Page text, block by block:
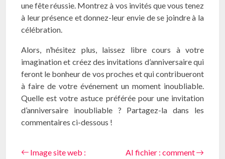
une fête réussie. Montrez à vos invités que vous tenez
à leur présence et donnez-leur envie de se joindre à la
célébration.
Alors, n’hésitez plus, laissez libre cours à votre
imagination et créez des invitations d’anniversaire qui
feront le bonheur de vos proches et qui contribueront
à faire de votre événement un moment inoubliable.
Quelle est votre astuce préférée pour une invitation
d’anniversaire inoubliable ? Partagez-la dans les
commentaires ci-dessous !
Image site web :
AI fichier : comment